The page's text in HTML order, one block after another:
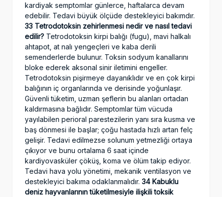
kardiyak semptomlar günlerce, haftalarca devam
edebilir. Tedavi büyük ölçüde destekleyici bakımdır.
33 Tetrodotoksin zehirlenmesi nedir ve nasıl tedavi
edilir? Tetrodotoksin kirpi balığı (fugu), mavi halkalı
ahtapot, at nalı yengeçleri ve kaba derili
semenderlerde bulunur. Toksin sodyum kanallarını
bloke ederek aksonal sinir iletimini engeller.
Tetrodotoksin pişirmeye dayanıklıdır ve en çok kirpi
balığının iç organlarında ve derisinde yoğunlaşır.
Güvenli tüketim, uzman şeflerin bu alanları ortadan
kaldırmasına bağlıdır. Semptomlar tüm vücuda
yayılabilen perioral parestezilerin yanı sıra kusma ve
baş dönmesi ile başlar; çoğu hastada hızlı artan felç
gelişir. Tedavi edilmezse solunum yetmezliği ortaya
çıkıyor ve bunu ortalama 6 saat içinde
kardiyovasküler çöküş, koma ve ölüm takip ediyor.
Tedavi hava yolu yönetimi, mekanik ventilasyon ve
destekleyici bakıma odaklanmalıdır. 34 Kabuklu
deniz hayvanlarının tüketilmesiyle ilişkili toksik